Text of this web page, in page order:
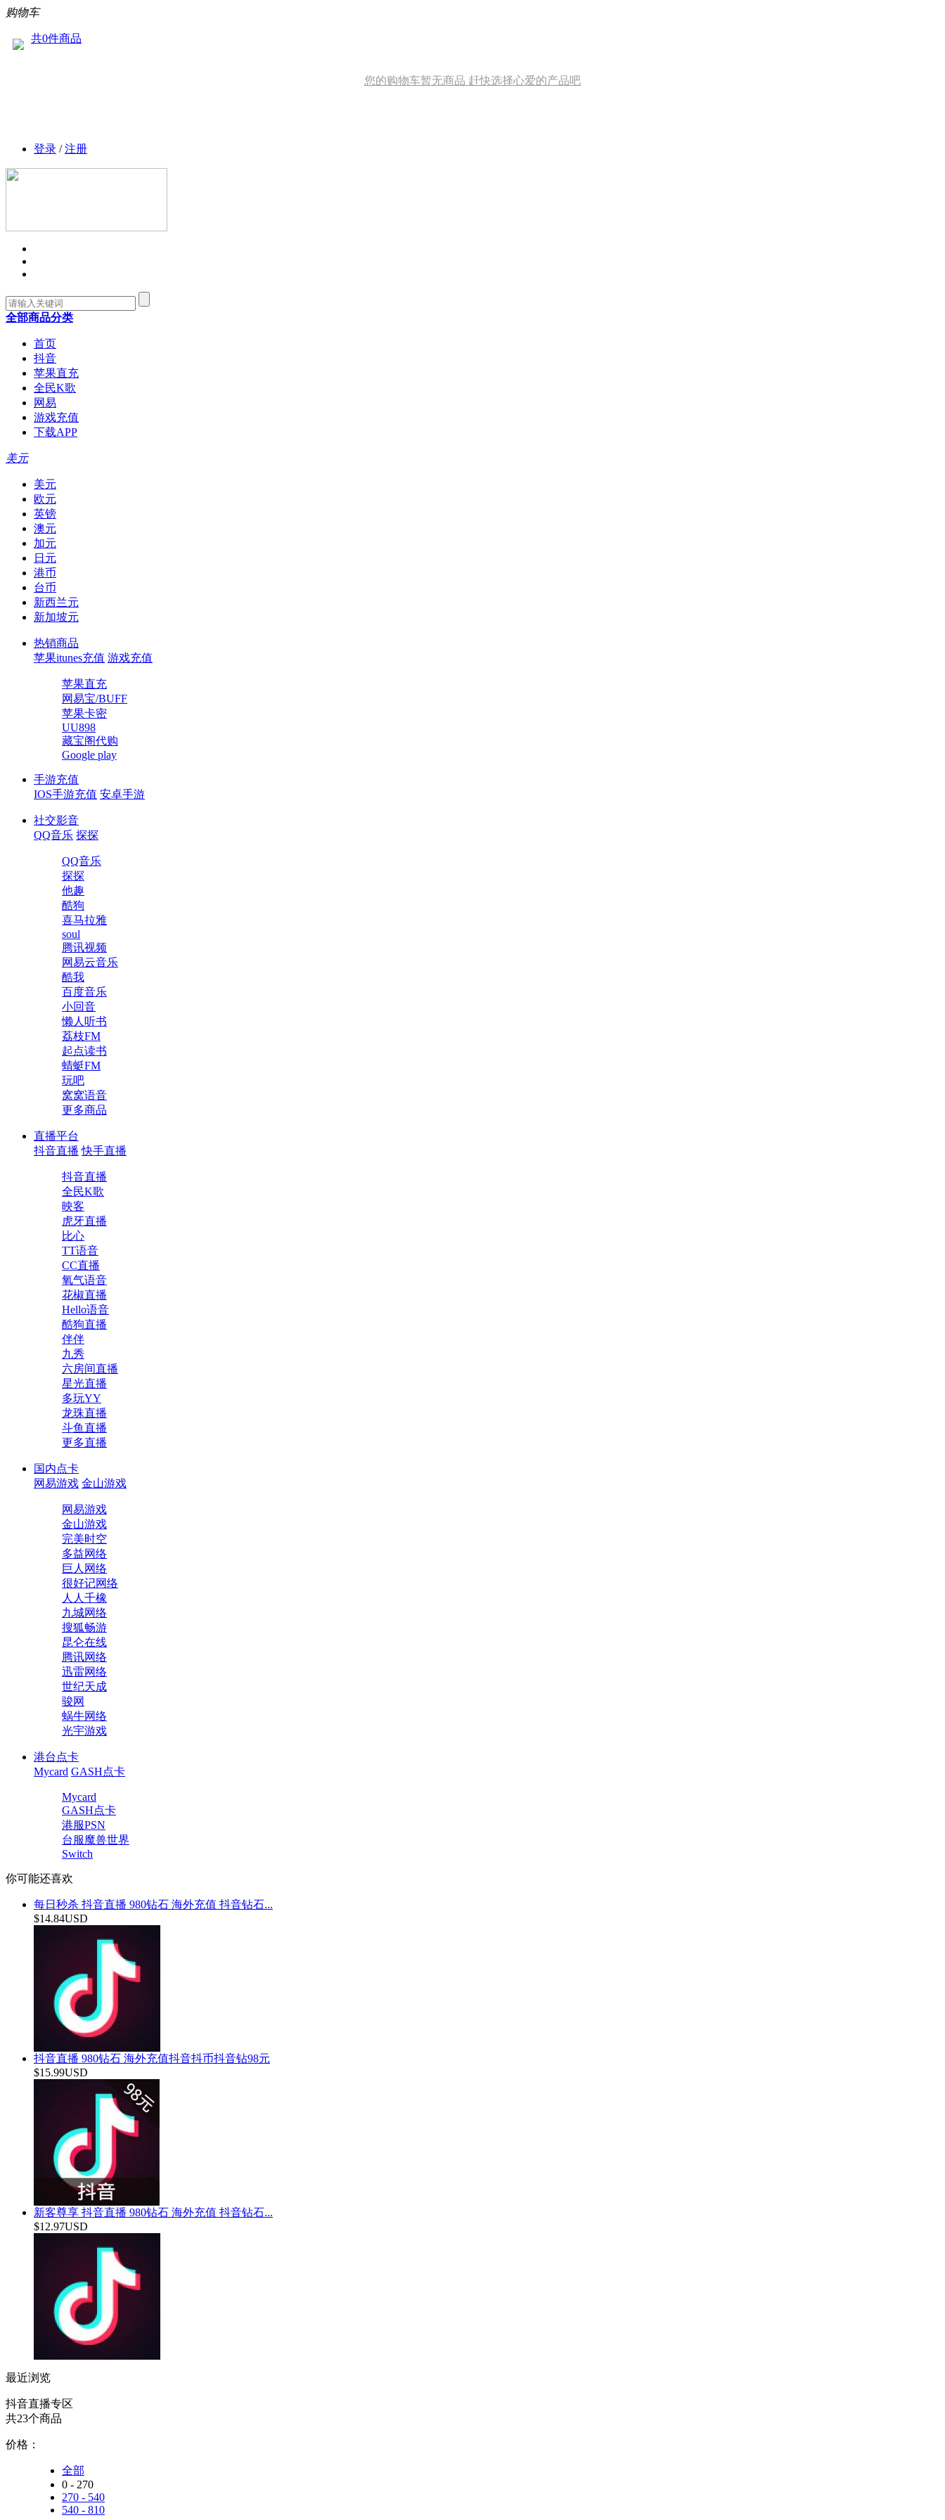
购物车
共0件商品
您的购物车暂无商品 赶快选择心爱的产品吧
登录 /注册
全部商品分类
首页
抖音
苹果直充
全民K歌
网易
游戏充值
下载APP
美元
美元
欧元
英镑
澳元
加元
日元
港币
台币
新西兰元
新加坡元
热销商品
苹果itunes充值 游戏充值
苹果直充
网易宝/BUFF
苹果卡密
UU898
藏宝阁代购
Google play
手游充值
IOS手游充值 安卓手游
社交影音
QQ音乐 探探
QQ音乐
探探
他趣
酷狗
喜马拉雅
soul
腾讯视频
网易云音乐
酷我
百度音乐
小回音
懒人听书
荔枝FM
起点读书
蜻蜓FM
玩吧
窝窝语音
更多商品
直播平台
抖音直播 快手直播
抖音直播
全民K歌
映客
虎牙直播
比心
TT语音
CC直播
氧气语音
花椒直播
Hello语音
酷狗直播
伴伴
九秀
六房间直播
星光直播
多玩YY
龙珠直播
斗鱼直播
更多直播
国内点卡
网易游戏 金山游戏
网易游戏
金山游戏
完美时空
多益网络
巨人网络
很好记网络
人人千橡
九城网络
搜狐畅游
昆仑在线
腾讯网络
迅雷网络
世纪天成
骏网
蜗牛网络
光宇游戏
港台点卡
Mycard GASH点卡
Mycard
GASH点卡
港服PSN
台服魔兽世界
Switch
你可能还喜欢
每日秒杀 抖音直播 980钻石 海外充值 抖音钻石...
$14.84USD
抖音直播 980钻石 海外充值抖音抖币抖音钻98元
$15.99USD
新客尊享 抖音直播 980钻石 海外充值 抖音钻石...
$12.97USD
最近浏览
抖音直播专区
共23个商品
价格：
全部
0 - 270
270 - 540
540 - 810